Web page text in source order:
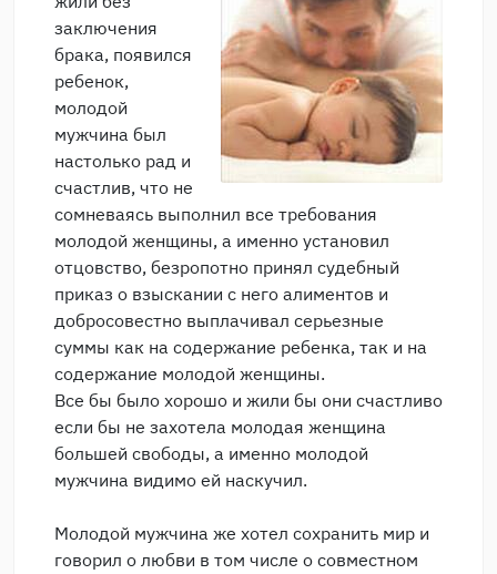
заключения
брака, появился
ребенок,
молодой
мужчина был
настолько рад и
счастлив, что не
сомневаясь выполнил все требования
молодой женщины, а именно установил
отцовство, безропотно принял судебный
приказ о взыскании с него алиментов и
добросовестно выплачивал серьезные
суммы как на содержание ребенка, так и на
содержание молодой женщины.
Все бы было хорошо и жили бы они счастливо
если бы не захотела молодая женщина
большей свободы, а именно молодой
мужчина видимо ей наскучил.
Молодой мужчина же хотел сохранить мир и
говорил о любви в том числе о совместном